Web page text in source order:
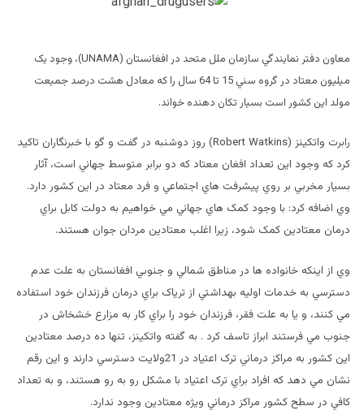
معاون دفتر نمايندگي سازمان ملل متحد در افغانستان (UNAMA)، وجود يک
ميليون معتاد در گروه سني 15 تا 64 سال را که معادل هشت درصد جميعت
مولد اين کشور است بسيار تکان دهنده خواند.
رابرت واتکينز (Robert Watkins) روز دوشنبه در گفت و گو با خبرنگاران تاکيد
کرد که وجود اين تعداد افغان معتاد که دو برابر متوسط جهاني است، آثار
بسيار مخربي بر روي پيشرفت هاي اجتماعي و فرد معتاد در اين کشور دارد.
وي اضافه کرد: با وجود کمک هاي جهاني مي خواهيم به دولت کابل براي
درمان معتادين کمک شود، زيرا اغلب معتادين مردان جوان هستند.
وي از اينکه خانواده ها در مناطق شمالي و جنوبي افغانستان به علت عدم
دسترسي به خدمات اوليه بهداشتي از ترياک براي درمان فرزندان خود استفاده
مي کنند، و يا به علت فقر، فرزندان خود را براي کار به مزارع خشخاش در
جنوب مي فرستند ابراز تاسف کرد . به گفته واتکينز، تنها ده درصد معتادين
اين کشور به مراکز درماني ترک اعتياد در 21ولايت دسترسي دارند و اين رقم
نشان مي دهد که افراد براي ترک اعتياد با مشکل رو به رو هستند، و به تعداد
کافي در سطح کشور مراکز درماني ويژه معتادين وجود ندارد.